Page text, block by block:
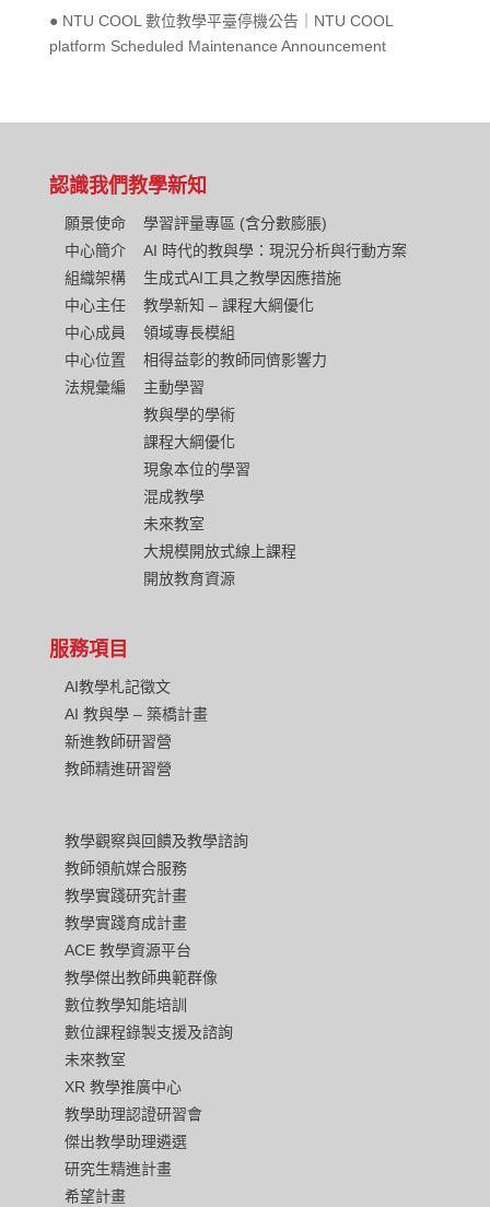
● NTU COOL 數位教學平臺停機公告｜NTU COOL
platform Scheduled Maintenance Announcement
認識我們
願景使命
中心簡介
組織架構
中心主任
中心成員
中心位置
法規彙編
教學新知
學習評量專區 (含分數膨脹)
AI 時代的教與學：現況分析與行動方案
生成式AI工具之教學因應措施
教學新知 – 課程大綱優化
領域專長模組
相得益彰的教師同儕影響力
主動學習
教與學的學術
課程大綱優化
現象本位的學習
混成教學
未來教室
大規模開放式線上課程
開放教育資源
服務項目
AI教學札記徵文
AI 教與學 – 築橋計畫
新進教師研習營
教師精進研習營
教學觀察與回饋及教學諮詢
教師領航媒合服務
教學實踐研究計畫
教學實踐育成計畫
ACE 教學資源平台
教學傑出教師典範群像
數位教學知能培訓
數位課程錄製支援及諮詢
未來教室
XR 教學推廣中心
教學助理認證研習會
傑出教學助理遴選
研究生精進計畫
希望計畫